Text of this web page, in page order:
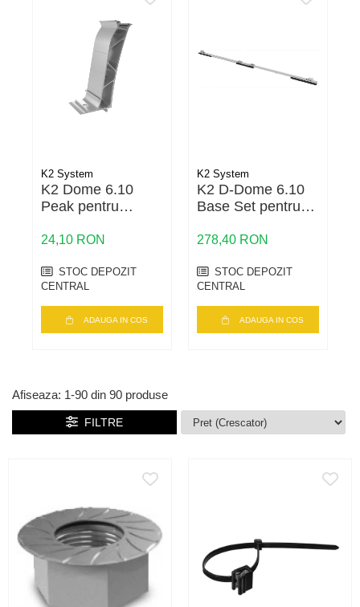
Cabluri semnalizare si control
Cabluri speciale
Conductori flexibili cupru
Conductori rigizi
Cabluri boxe
Cabluri semnalizare incendiu
ecranate
K2 System
K2 Dome 6.10
Peak pentru
fotovoltaica
24,10 RON
STOC DEPOZIT
CENTRAL
ADAUGA IN COS
K2 System
K2 D-Dome 6.10
Base Set pentru
278,40 RON
STOC DEPOZIT
CENTRAL
ADAUGA IN COS
Afiseaza: 1-90 din 90 produse
FILTRE